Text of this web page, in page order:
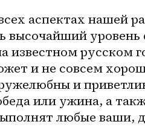
аспектах нашей
уровень
известном русском
и не совсем
и
или ужина, а
любые ваши,